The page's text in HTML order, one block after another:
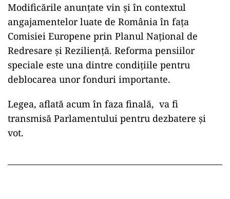
Modificările anunțate vin și în contextul
angajamentelor luate de România în fața
Comisiei Europene prin Planul Național de
Redresare și Reziliență. Reforma pensiilor
speciale este una dintre condițiile pentru
deblocarea unor fonduri importante.
Legea, aflată acum în faza finală, va fi
transmisă Parlamentului pentru dezbatere și
vot.